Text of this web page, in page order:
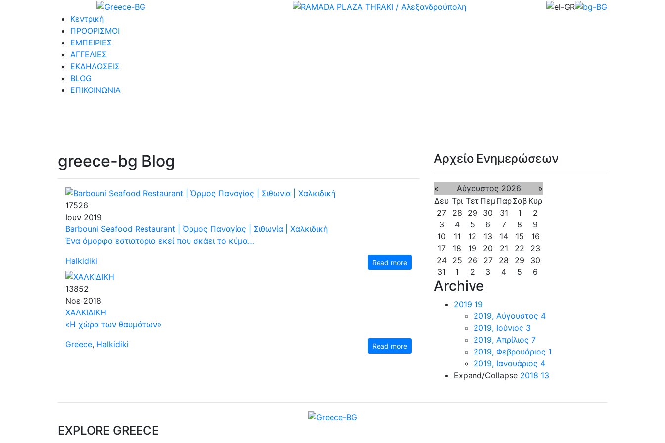
Κεντρική
ΠΡΟΟΡΙΣΜΟΙ
ΕΜΠΕΙΡΙΕΣ
ΑΓΓΕΛΙΕΣ
ΕΚΔΗΛΩΣΕΙΣ
BLOG
ΕΠΙΚΟΙΝΩΝΙΑ
greece-bg Blog
17526
Ιουν 2019
Barbouni Seafood Restaurant | Όρμος Παναγίας | Σιθωνία | Χαλκιδική
Ένα όμορφο εστιατόριο εκεί που σκάει το κύμα…
Halkidiki
Read more
13852
Νοε 2018
ΧΑΛΚΙΔΙΚΗ
«Η χώρα των θαυμάτων»
Greece, Halkidiki Read more
Αρχείο Ενημερώσεων
« Αύγουστος 2026
»
Δευ Τρι Τετ ΠεμΠαρΣαβ Κυρ
27
28 29 30 31 1
2
3
4 5 6 7 8
9
10
11 12 13 14 15
16
17
18 19 20 21 22
23
24
25 26 27 28 29
30
31
1 2 3 4 5 6
Archive
2019 19
2019, Αύγουστος 4
2019, Ιούνιος 3
2019, Απρίλιος 7
2019, Φεβρουάριος 1
2019, Ιανουάριος 4
Expand/Collapse 2018 13
EXPLORE GREECE